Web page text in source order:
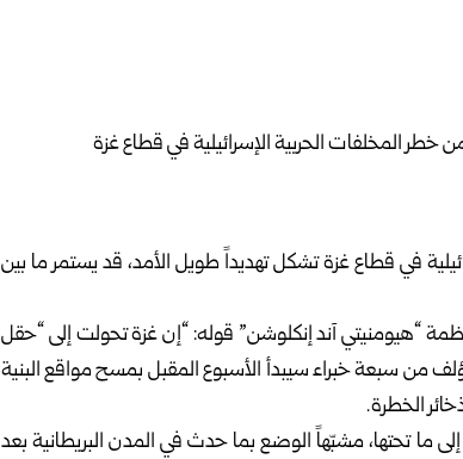
في قطاع غزة تشكل تهديداً طويل الأمد، قد يستمر ما بين
“هيومنيتي آند إنكلوشن” قوله: “إن غزة تحولت إلى “حقل
من سبعة خبراء سيبدأ الأسبوع المقبل بمسح مواقع البنية
الخطرة.
ما تحتها، مشبّهاً الوضع بما حدث في المدن البريطانية بعد